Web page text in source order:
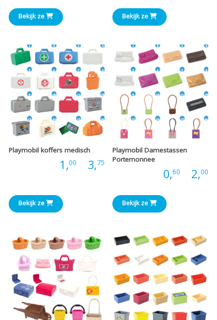
tot
€7,00
Bekijk ze Bekijk ze
Playmobil koffers medisch
1,00 3,75Prijsklasse:
tot
Bekijk ze
Playmobil Damestassen
Portemonnee
0,60 2,00
Bekijk ze